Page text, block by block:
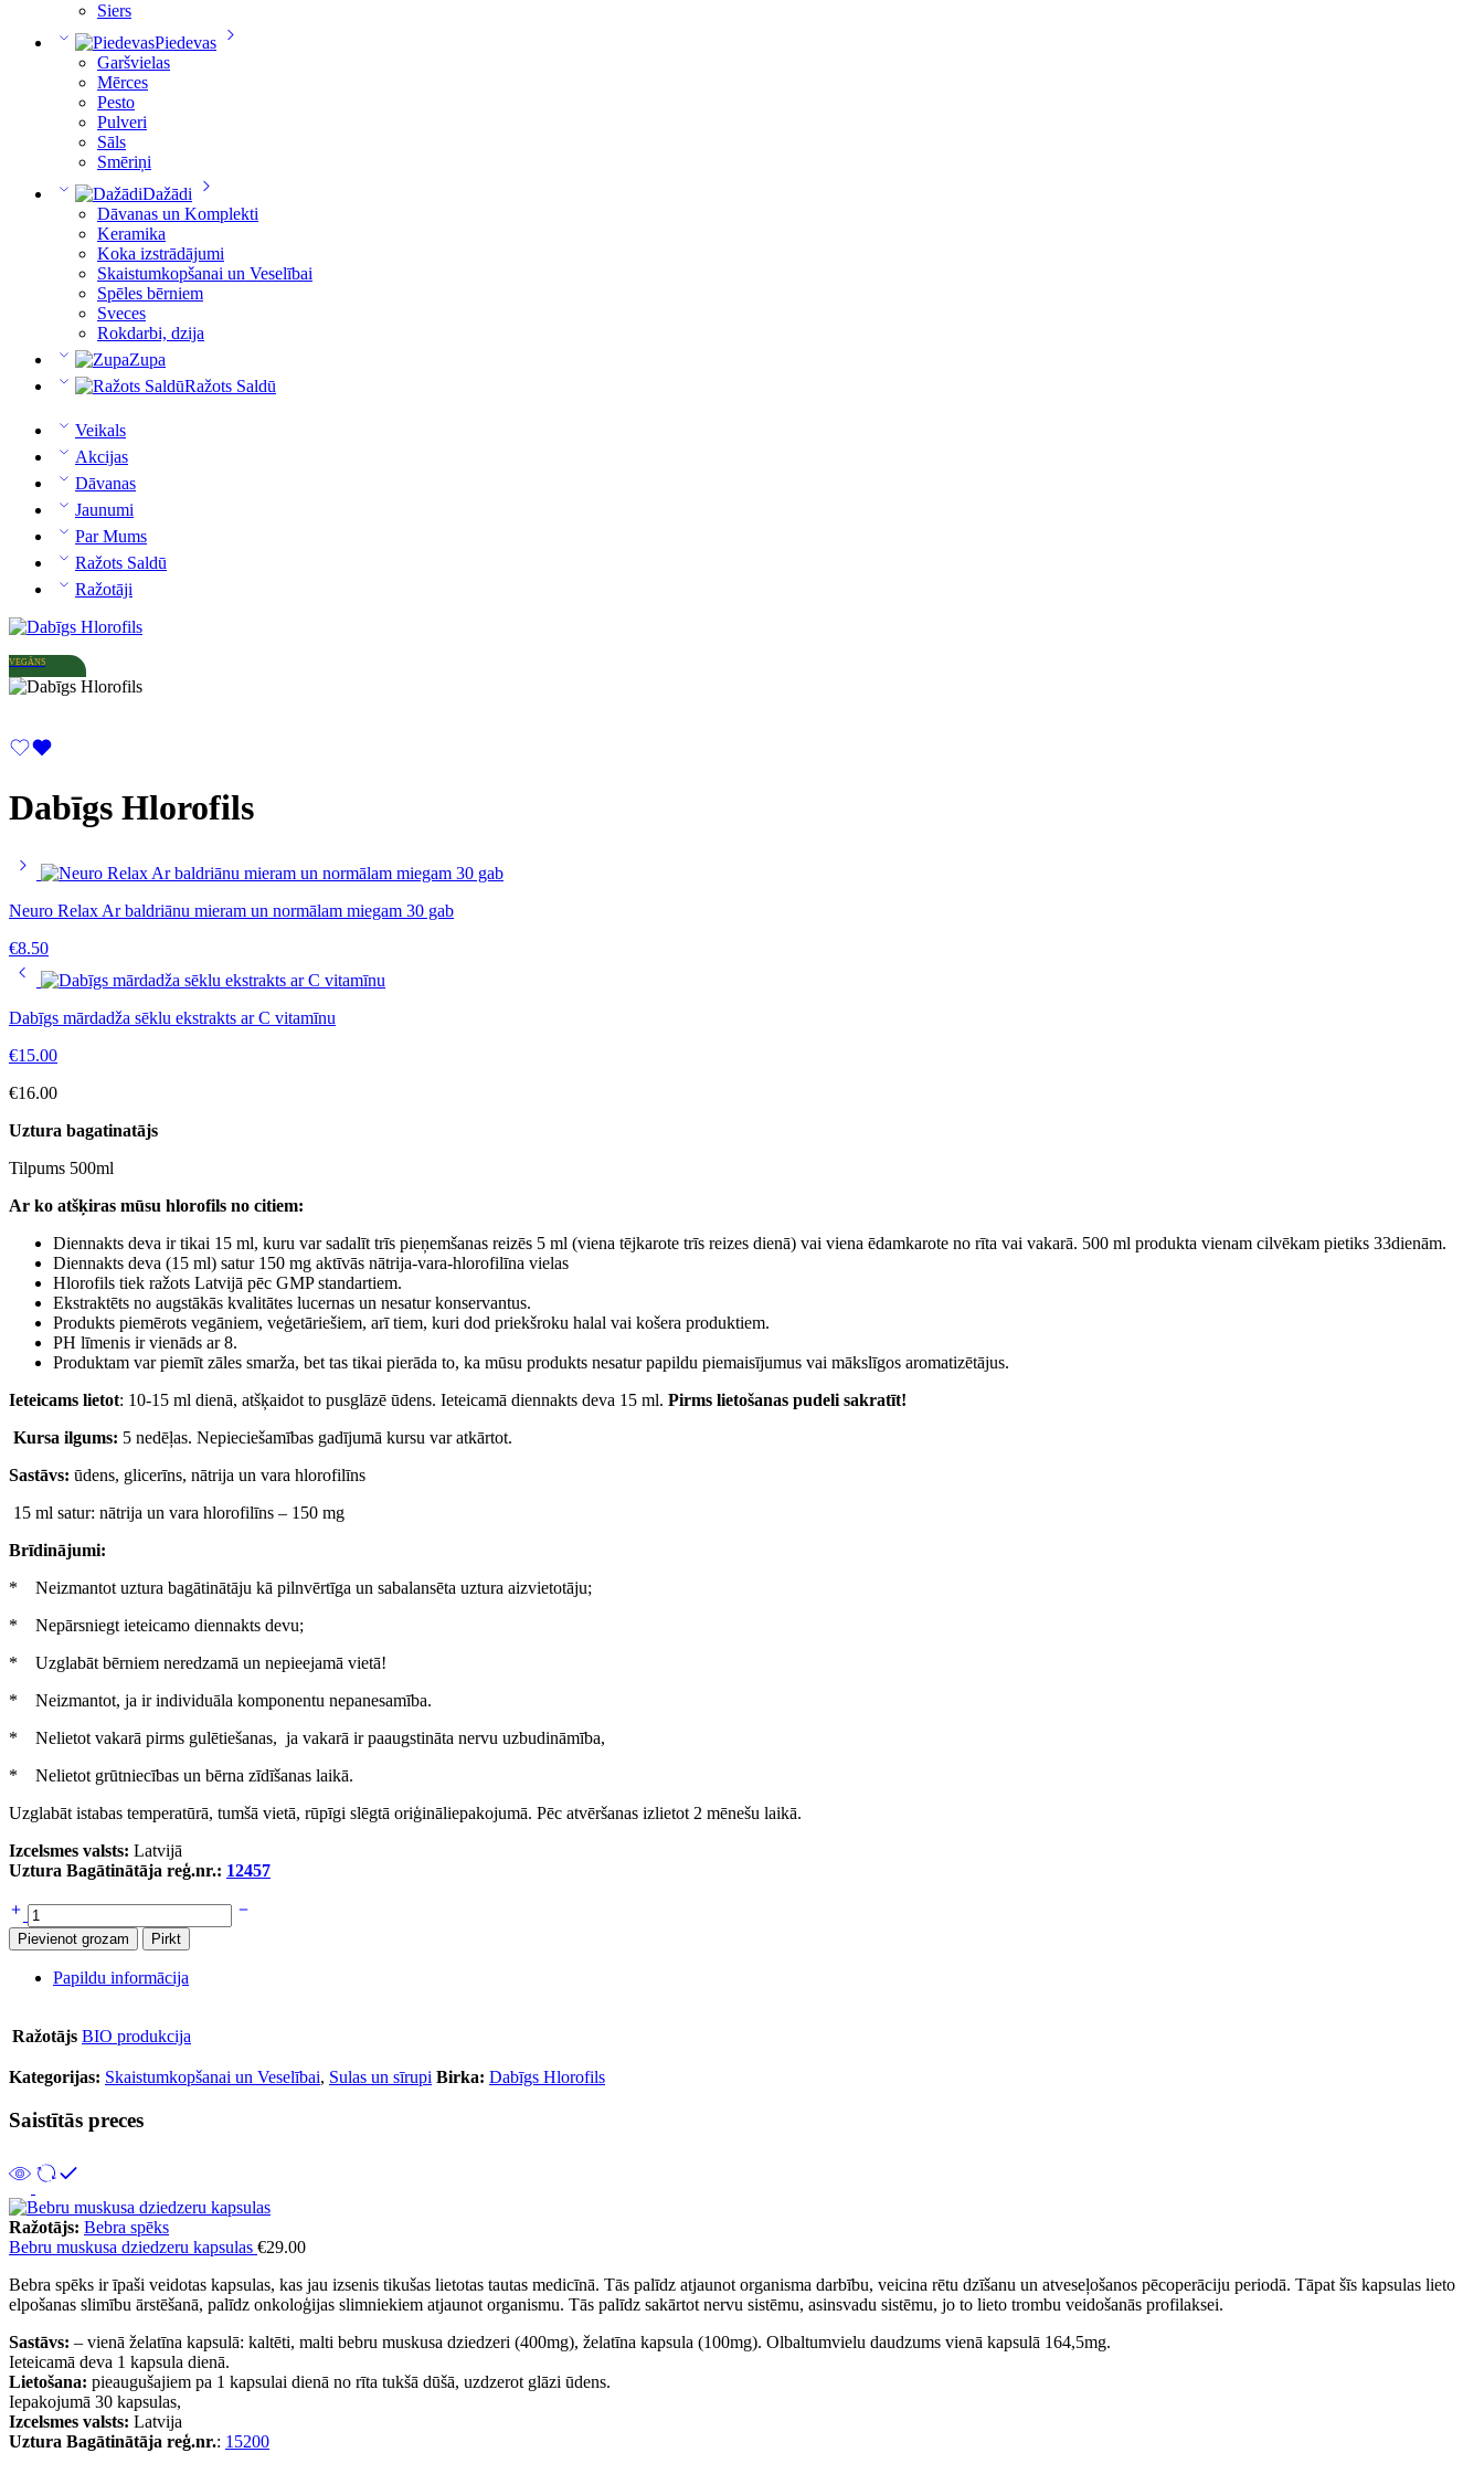
Siers
Piedevas
Garšvielas
Mērces
Pesto
Pulveri
Sāls
Smēriņi
Dažādi
Dāvanas un Komplekti
Keramika
Koka izstrādājumi
Skaistumkopšanai un Veselībai
Spēles bērniem
Sveces
Rokdarbi, dzija
Zupa
Ražots Saldū
Veikals
Akcijas
Dāvanas
Jaunumi
Par Mums
Ražots Saldū
Ražotāji
VEGĀNS
Dabīgs Hlorofils
Neuro Relax Ar baldriānu mieram un normālam miegam 30 gab
€8.50
Dabīgs mārdadža sēklu ekstrakts ar C vitamīnu
€15.00
€16.00
Uztura bagatinatājs
Tilpums 500ml
Ar ko atšķiras mūsu hlorofils no citiem:
Diennakts deva ir tikai 15 ml, kuru var sadalīt trīs pieņemšanas reizēs 5 ml (viena tējkarote trīs reizes dienā) vai viena ēdamkarote no rīta vai vakarā. 500 ml produkta vienam cilvēkam pietiks 33dienām.
Diennakts deva (15 ml) satur 150 mg aktīvās nātrija-vara-hlorofilīna vielas
Hlorofils tiek ražots Latvijā pēc GMP standartiem.
Ekstraktēts no augstākās kvalitātes lucernas un nesatur konservantus.
Produkts piemērots vegāniem, veģetāriešiem, arī tiem, kuri dod priekšroku halal vai košera produktiem.
PH līmenis ir vienāds ar 8.
Produktam var piemīt zāles smarža, bet tas tikai pierāda to, ka mūsu produkts nesatur papildu piemaisījumus vai mākslīgos aromatizētājus.
Ieteicams lietot: 10-15 ml dienā, atšķaidot to pusglāzē ūdens. Ieteicamā diennakts deva 15 ml. Pirms lietošanas pudeli sakratīt!
Kursa ilgums: 5 nedēļas. Nepieciešamības gadījumā kursu var atkārtot.
Sastāvs: ūdens, glicerīns, nātrija un vara hlorofilīns
15 ml satur: nātrija un vara hlorofilīns – 150 mg
Brīdinājumi:
* Neizmantot uztura bagātinātāju kā pilnvērtīga un sabalansēta uztura aizvietotāju;
* Nepārsniegt ieteicamo diennakts devu;
* Uzglabāt bērniem neredzamā un nepieejamā vietā!
* Neizmantot, ja ir individuāla komponentu nepanesamība.
* Nelietot vakarā pirms gulētiešanas, ja vakarā ir paaugstināta nervu uzbudināmība,
* Nelietot grūtniecības un bērna zīdīšanas laikā.
Uzglabāt istabas temperatūrā, tumšā vietā, rūpīgi slēgtā oriģināliepakojumā. Pēc atvēršanas izlietot 2 mēnešu laikā.
Izcelsmes valsts: Latvijā
Uztura Bagātinātāja reģ.nr.: 12457
Dabīgs
Hlorofils
daudzums
Pievienot grozam Pirkt
Papildu informācija
Ražotājs BIO produkcija
Kategorijas: Skaistumkopšanai un Veselībai, Sulas un sīrupi Birka: Dabīgs Hlorofils
Saistītās preces
Ražotājs: Bebra spēks
Bebru muskusa dziedzeru kapsulas €29.00
Bebra spēks ir īpaši veidotas kapsulas, kas jau izsenis tikušas lietotas tautas medicīnā. Tās palīdz atjaunot organisma darbību, veicina rētu dzīšanu un atveseļošanos pēcoperāciju periodā. Tāpat šīs kapsulas lieto
elpošanas slimību ārstēšanā, palīdz onkoloģijas slimniekiem atjaunot organismu. Tās palīdz sakārtot nervu sistēmu, asinsvadu sistēmu, jo to lieto trombu veidošanās profilaksei.
Sastāvs: – vienā želatīna kapsulā: kaltēti, malti bebru muskusa dziedzeri (400mg), želatīna kapsula (100mg). Olbaltumvielu daudzums vienā kapsulā 164,5mg.
Ieteicamā deva 1 kapsula dienā.
Lietošana: pieaugušajiem pa 1 kapsulai dienā no rīta tukšā dūšā, uzdzerot glāzi ūdens.
Iepakojumā 30 kapsulas,
Izcelsmes valsts: Latvija
Uztura Bagātinātāja reģ.nr.: 15200